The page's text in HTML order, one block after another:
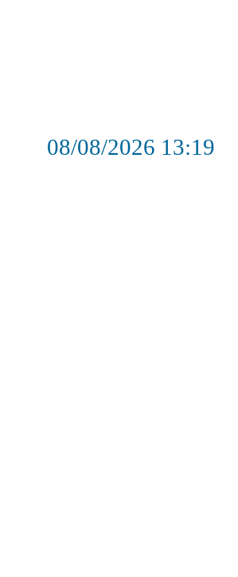
08/08/2026 13:19